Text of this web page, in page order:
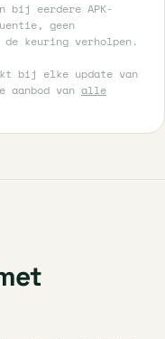
bij eerdere APK-
geen
keuring verholpen.
bij elke update van
van alle